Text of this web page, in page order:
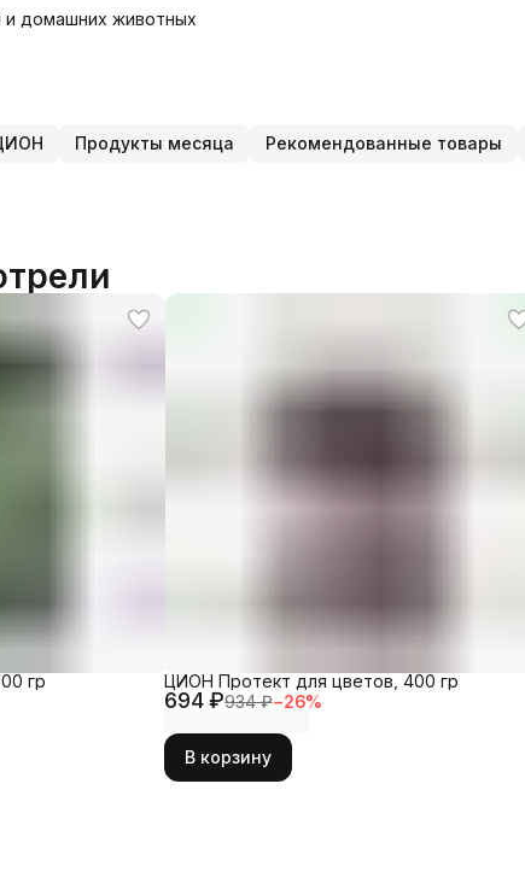
домашних животных
Продукты месяца Рекомендованные товары
гр
694 ₽934 ₽−26%
ЦИОН Протект для цветов, 400 гр
В корзину